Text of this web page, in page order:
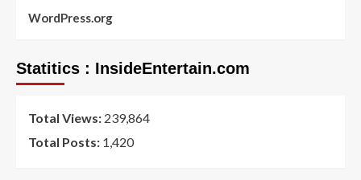
WordPress.org
Statitics : InsideEntertain.com
Total Views: 239,864
Total Posts: 1,420